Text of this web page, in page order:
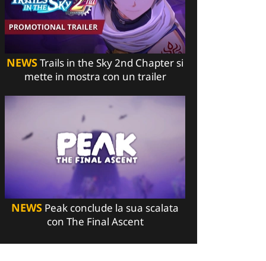
NEWSTrails in the Sky 2nd Chapter si
mette in mostra con un trailer
NEWS Peak conclude la sua scalata
con The Final Ascent